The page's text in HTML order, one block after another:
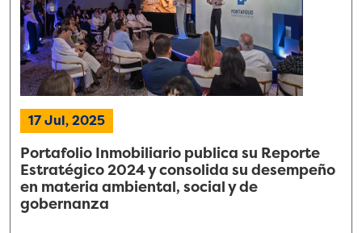
17 Jul, 2025
Portafolio Inmobiliario publica su Reporte
Estratégico 2024 y consolida su desempeño
en materia ambiental, social y de
gobernanza